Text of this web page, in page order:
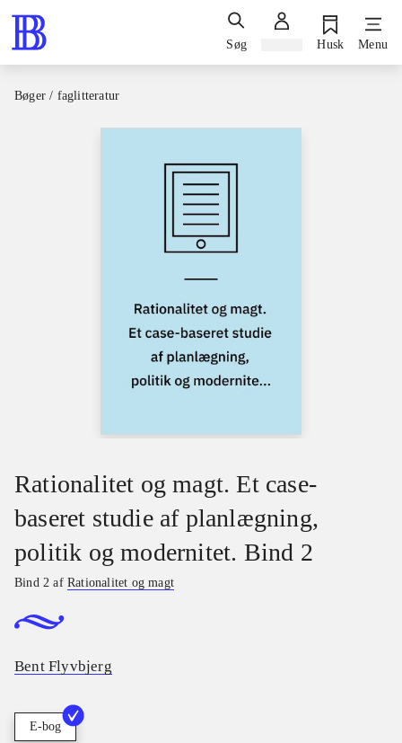
Søg Husk Menu
Bøger / faglitteratur
Rationalitet og magt. Et case-
baseret studie af planlægning,
politik og modernitet. Bind 2
Bind 2 afRationalitet og magt
Bent Flyvbjerg
E-bog